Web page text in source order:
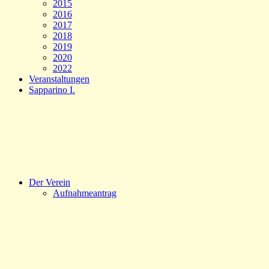
2015
2016
2017
2018
2019
2020
2022
Veranstaltungen
Sapparino I.
Der Verein
Aufnahmeantrag